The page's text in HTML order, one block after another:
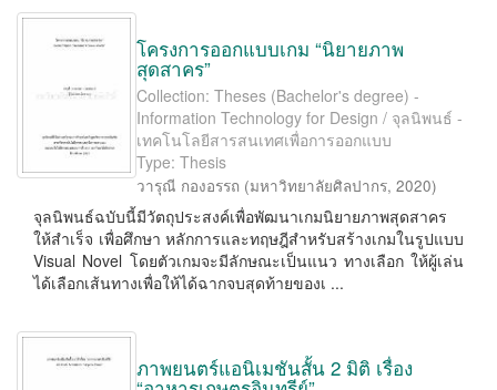
โครงการออกแบบเกม “นิยายภาพ
สุดสาคร”
Collection: Theses (Bachelor's degree) -
Information Technology for Design / จุลนิพนธ์ -
เทคโนโลยีสารสนเทศเพื่อการออกแบบ
Type: Thesis
วารุณี กองอรรถ (มหาวิทยาลัยศิลปากร, 2020)
จุลนิพนธ์ฉบับนี้มีวัตถุประสงค์เพื่อพัฒนาเกมนิยายภาพสุดสาคร
ให้สําเร็จ เพื่อศึกษา หลักการและทฤษฎีสําหรับสร้างเกมในรูปแบบ
Visual Novel โดยตัวเกมจะมีลักษณะเป็นแนว ทางเลือก ให้ผู้เล่น
ได้เลือกเส้นทางเพื่อให้ได้ฉากจบสุดท้ายของเ ...
ภาพยนตร์แอนิเมชันสั้น 2 มิติ เรื่อง